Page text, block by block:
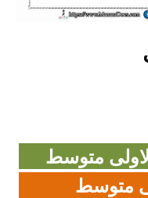
اللغة الانجليزية
في مجالات اخرى
متوسط
متوسط